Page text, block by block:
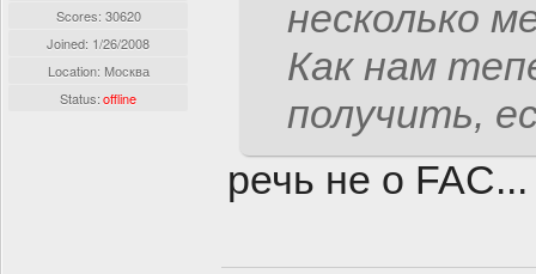
Scores: 30620
Joined: 1/26/2008
Location: Москва
Status:offline
несколько
Как нам
получить,
речь не о FAC...